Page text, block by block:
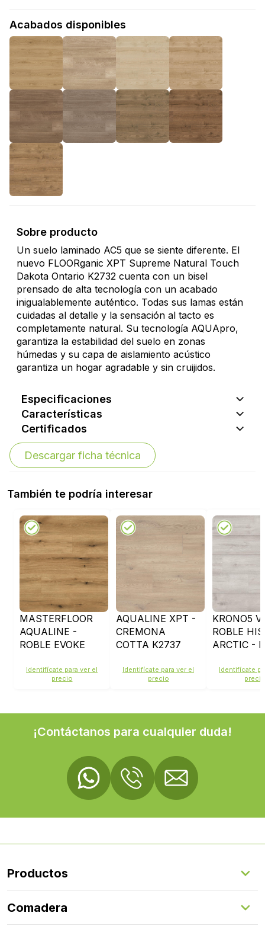
Acabados disponibles
Sobre producto
Un suelo laminado AC5 que se siente diferente. El
nuevo FLOORganic XPT Supreme Natural Touch
Dakota Ontario K2732 cuenta con un bisel
prensado de alta tecnología con un acabado
inigualablemente auténtico. Todas sus lamas están
cuidadas al detalle y la sensación al tacto es
completamente natural. Su tecnología AQUApro,
garantiza la estabilidad del suelo en zonas
húmedas y su capa de aislamiento acústico
garantiza un hogar agradable y sin cruijidos.
Especificaciones
Características
Certificados
Descargar ficha técnica
También te podría interesar
MASTERFLOOR
AQUALINE -
ROBLE EVOKE
Identifícate para ver el
precio
AQUALINE XPT -
CREMONA
COTTA K2737
Identifícate para ver el
precio
KRONO5
ROBLE
ARCTIC -
Identifícate
precio
¡Contáctanos para cualquier duda!
Productos
Suelos Exteriores
Revestimientos Exteriores
Comadera